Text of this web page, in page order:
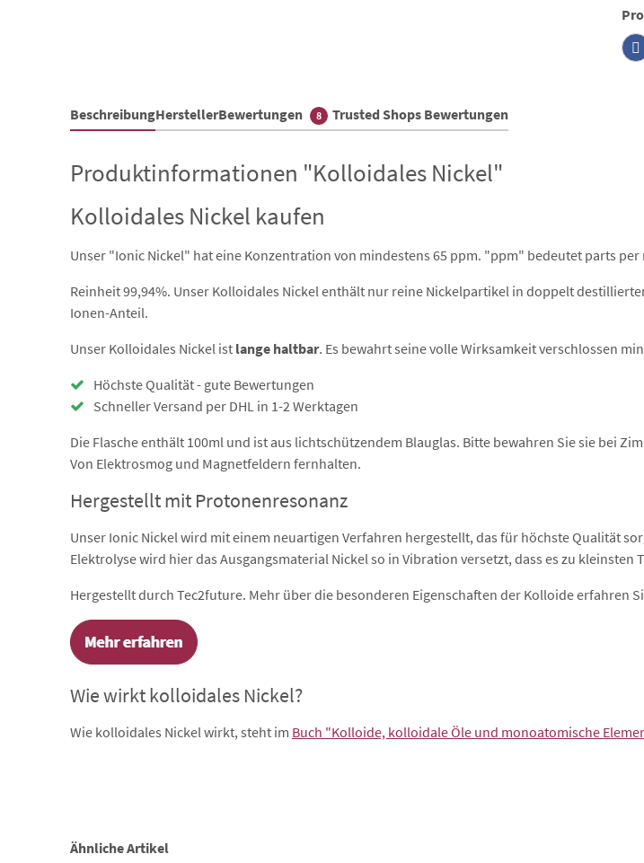
BeschreibungHerstellerBewertungen 8 Trusted Shops Bewertungen
Produktinformationen "Kolloidales Nickel"
Kolloidales Nickel kaufen
Unser "Ionic Nickel" hat eine Konzentration von mindestens 65 ppm. "ppm" bedeutet parts
Reinheit 99,94%. Unser Kolloidales Nickel enthält nur reine Nickelpartikel in doppelt
Ionen-Anteil.
Unser Kolloidales Nickel ist lange haltbar. Es bewahrt seine volle Wirksamkeit verschlossen
Höchste Qualität - gute Bewertungen
Schneller Versand per DHL in 1-2 Werktagen
Die Flasche enthält 100ml und ist aus lichtschützendem Blauglas. Bitte bewahren Sie sie bei
Von Elektrosmog und Magnetfeldern fernhalten.
Hergestellt mit Protonenresonanz
Unser Ionic Nickel wird mit einem neuartigen Verfahren hergestellt, das für höchste Qualität
Elektrolyse wird hier das Ausgangsmaterial Nickel so in Vibration versetzt, dass es zu kleinsten
Hergestellt durch Tec2future. Mehr über die besonderen Eigenschaften der Kolloide erfahren
Wie wirkt kolloidales Nickel?
Wie kolloidales Nickel wirkt, steht im Buch "Kolloide, kolloidale Öle und monoatomische
Ähnliche Artikel